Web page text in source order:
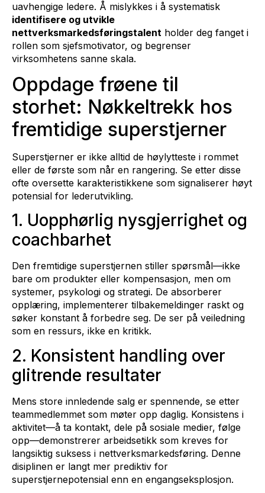
uavhengige ledere. Å mislykkes i å systematisk
identifisere og utvikle
nettverksmarkedsføringstalent holder deg fanget i
rollen som sjefsmotivator, og begrenser
virksomhetens sanne skala.
Oppdage frøene til
storhet: Nøkkeltrekk hos
fremtidige superstjerner
Superstjerner er ikke alltid de høylytteste i rommet
eller de første som når en rangering. Se etter disse
ofte oversette karakteristikkene som signaliserer høyt
potensial for lederutvikling.
1. Uopphørlig nysgjerrighet og
coachbarhet
Den fremtidige superstjernen stiller spørsmål—ikke
bare om produkter eller kompensasjon, men om
systemer, psykologi og strategi. De absorberer
opplæring, implementerer tilbakemeldinger raskt og
søker konstant å forbedre seg. De ser på veiledning
som en ressurs, ikke en kritikk.
2. Konsistent handling over
glitrende resultater
Mens store innledende salg er spennende, se etter
teammedlemmet som møter opp daglig. Konsistens i
aktivitet—å ta kontakt, dele på sosiale medier, følge
opp—demonstrerer arbeidsetikk som kreves for
langsiktig suksess i nettverksmarkedsføring. Denne
disiplinen er langt mer prediktiv for
superstjernepotensial enn en engangseksplosjon.